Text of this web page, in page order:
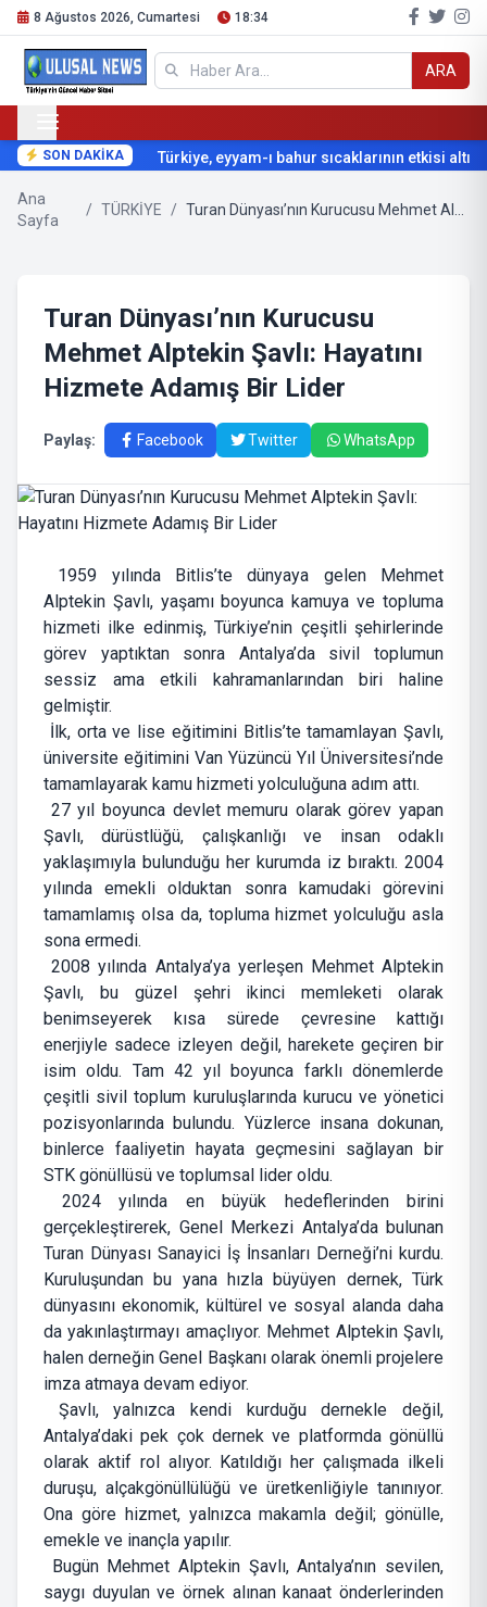
8 Ağustos 2026, Cumartesi 18:34
ARA
SON DAKİKA Türkiye, eyyam-ı bahur sıcaklarının etkisi
Ana
Sayfa
/ TÜRKİYE /
Turan Dünyası’nın Kurucusu
Mehmet Alptekin Şavlı: Hayatını
Hizmete Adamış Bir Lider
Paylaş: Facebook Twitter WhatsApp
1959 yılında Bitlis’te dünyaya gelen Mehmet
Alptekin Şavlı, yaşamı boyunca kamuya ve topluma
hizmeti ilke edinmiş, Türkiye’nin çeşitli şehirlerinde
görev yaptıktan sonra Antalya’da sivil toplumun
sessiz ama etkili kahramanlarından biri haline
gelmiştir.
İlk, orta ve lise eğitimini Bitlis’te tamamlayan Şavlı,
üniversite eğitimini Van Yüzüncü Yıl Üniversitesi’nde
tamamlayarak kamu hizmeti yolculuğuna adım attı.
27 yıl boyunca devlet memuru olarak görev yapan
Şavlı, dürüstlüğü, çalışkanlığı ve insan odaklı
yaklaşımıyla bulunduğu her kurumda iz bıraktı. 2004
yılında emekli olduktan sonra kamudaki görevini
tamamlamış olsa da, topluma hizmet yolculuğu asla
sona ermedi.
2008 yılında Antalya’ya yerleşen Mehmet Alptekin
Şavlı, bu güzel şehri ikinci memleketi olarak
benimseyerek kısa sürede çevresine kattığı
enerjiyle sadece izleyen değil, harekete geçiren bir
isim oldu. Tam 42 yıl boyunca farklı dönemlerde
çeşitli sivil toplum kuruluşlarında kurucu ve yönetici
pozisyonlarında bulundu. Yüzlerce insana dokunan,
binlerce faaliyetin hayata geçmesini sağlayan bir
STK gönüllüsü ve toplumsal lider oldu.
2024 yılında en büyük hedeflerinden birini
gerçekleştirerek, Genel Merkezi Antalya’da bulunan
Turan Dünyası Sanayici İş İnsanları Derneği’ni kurdu.
Kuruluşundan bu yana hızla büyüyen dernek, Türk
dünyasını ekonomik, kültürel ve sosyal alanda daha
da yakınlaştırmayı amaçlıyor. Mehmet Alptekin Şavlı,
halen derneğin Genel Başkanı olarak önemli projelere
imza atmaya devam ediyor.
Şavlı, yalnızca kendi kurduğu dernekle değil,
Antalya’daki pek çok dernek ve platformda gönüllü
olarak aktif rol alıyor. Katıldığı her çalışmada ilkeli
duruşu, alçakgönüllülüğü ve üretkenliğiyle tanınıyor.
Ona göre hizmet, yalnızca makamla değil; gönülle,
emekle ve inançla yapılır.
Bugün Mehmet Alptekin Şavlı, Antalya’nın sevilen,
saygı duyulan ve örnek alınan kanaat önderlerinden